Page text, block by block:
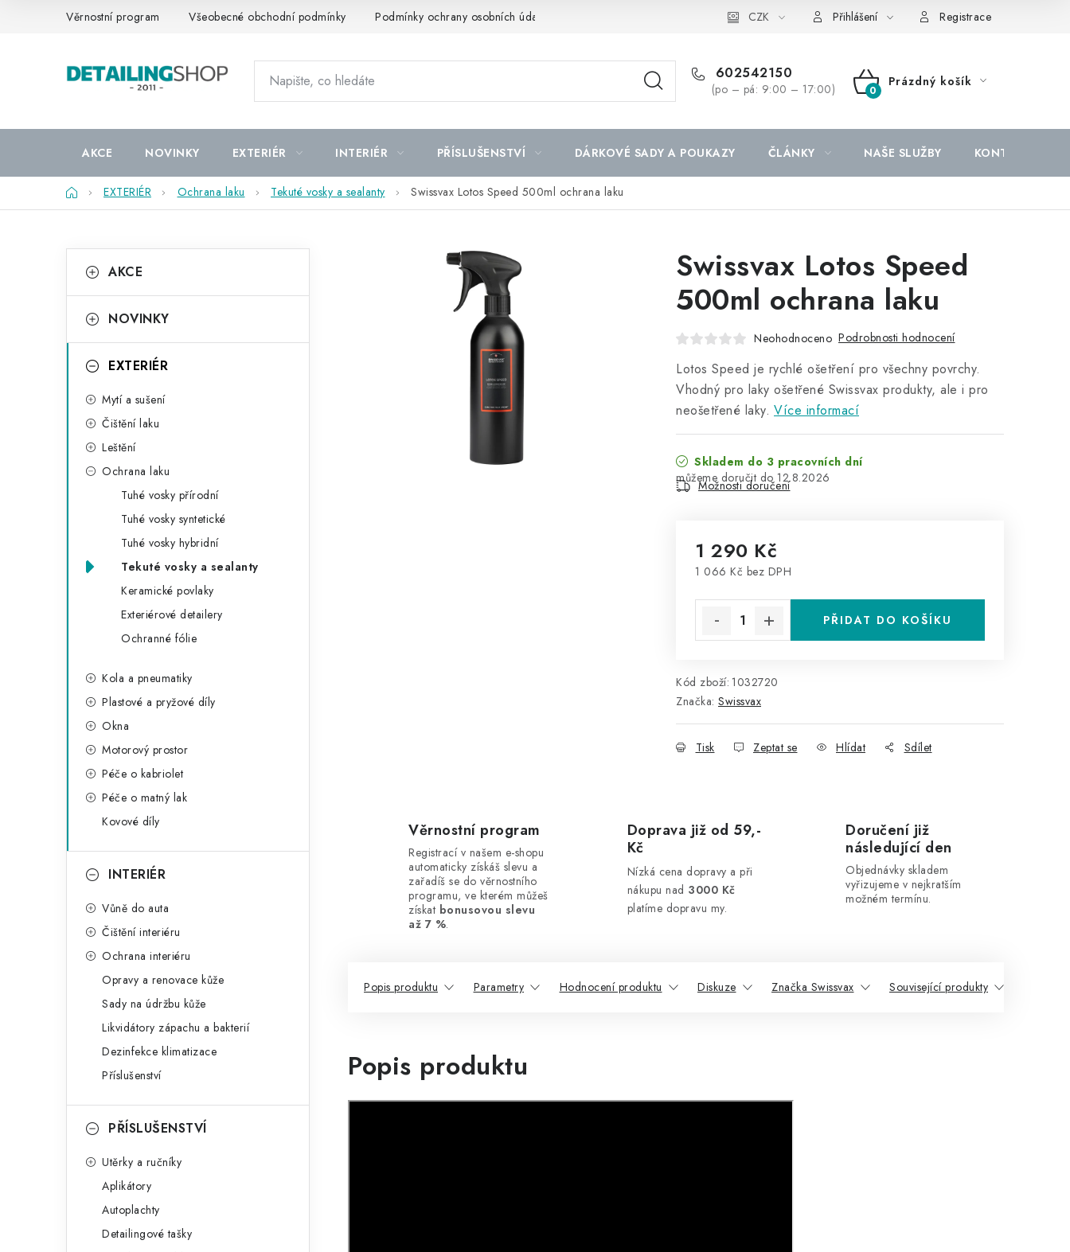
Věrnostní program Všeobecné obchodní podmínky Podmínky ochrany osobních údajů CZK Přihlášení Registrace
602542150
(po – pá: 9:00 – 17:00)
NÁKUPNÍ
Prázdný košík
AKCE NOVINKY EXTERIÉR INTERIÉR PŘÍSLUŠENSTVÍ DÁRKOVÉ SADY A POUKAZY ČLÁNKY NAŠE SLUŽBY KONTAKTY
DomůEXTERIÉR Ochrana laku Tekuté vosky a sealanty Swissvax Lotos Speed 500ml ochrana laku
o
t
kategorie
a
e
AKCE
NOVINKY
EXTERIÉR
Mytí a sušení
Čištění laku
Leštění
Ochrana laku
Tuhé vosky přírodní
Tuhé vosky syntetické
Tuhé vosky hybridní
Tekuté vosky a sealanty
Keramické povlaky
Exteriérové detailery
Ochranné fólie
Kola a pneumatiky
Plastové a pryžové díly
Okna
Motorový prostor
Péče o kabriolet
Péče o matný lak
Kovové díly
INTERIÉR
Vůně do auta
Čištění interiéru
Ochrana interiéru
Opravy a renovace kůže
Sady na údržbu kůže
Likvidátory zápachu a bakterií
Dezinfekce klimatizace
Příslušenství
PŘÍSLUŠENSTVÍ
Utěrky a ručníky
Aplikátory
Autoplachty
Detailingové tašky
Swissvax Lotos Speed
500ml ochrana laku
Neohodnoceno Podrobnosti hodnocení
Lotos Speed je rychlé ošetření pro všechny povrchy.
Vhodný pro laky ošetřené Swissvax produkty, ale i pro
neošetřené laky. Více informací
Skladem do 3 pracovních dní
12.8.2026
Možnosti doručení
1 290 Kč
1 066 Kč bez DPH
PŘIDAT DO KOŠÍKU
Kód zboží: 1032720
Značka: Swissvax
Tisk Zeptat se Hlídat Sdílet
Věrnostní program
Registrací v našem e-shopu
automaticky získáš slevu a
zařadíš se do věrnostního
programu, ve kterém můžeš
získat bonusovou slevu
až 7 %.
Doprava již od 59,-
Kč
Nízká cena dopravy a při
nákupu nad 3000 Kč
platíme dopravu my.
Doručení již
následující den
Objednávky skladem
vyřizujeme v nejkratším
možném termínu.
Popis produktu Parametry Hodnocení produktu Diskuze Značka Swissvax Související produkty
Popis produktu